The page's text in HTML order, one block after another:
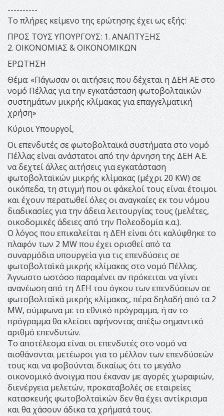
----------
Το πλήρες κείμενο της ερώτησης έχει ως εξής:
ΠΡΟΣ ΤΟΥΣ ΥΠΟΥΡΓΟΥΣ: 1. ΑΝΑΠΤΥΞΗΣ
2. ΟΙΚΟΝΟΜΙΑΣ & ΟΙΚΟΝΟΜΙΚΩΝ
ΕΡΩΤΗΣΗ
Θέμα: «Πάγωσαν οι αιτήσεις που δέχεται η ΔΕΗ ΑΕ στο
νομό Πέλλας για την εγκατάσταση φωτοβολταϊκών
συστημάτων μικρής κλίμακας για επαγγελματική
χρήση»
Κύριοι Υπουργοί,
Οι επενδυτές σε φωτοβολταϊκά συστήματα στο νομό
Πέλλας είναι ανάστατοι από την άρνηση της ΔΕΗ Α.Ε.
να δεχτεί άλλες αιτήσεις για εγκατάσταση
φωτοβολταϊκών μικρής κλίμακας (μέχρι 20 KW) σε
οικόπεδα, τη στιγμή που οι φάκελοί τους είναι έτοιμοι
και έχουν περατωθεί όλες οι αναγκαίες εκ του νόμου
διαδικασίες για την άδεια λειτουργίας τους (μελέτες,
οικοδομικές άδειες από την Πολεοδομία κ.α.).
Ο λόγος που επικαλείται η ΔΕΗ είναι ότι καλύφθηκε το
πλαφόν των 2 MW που έχει ορισθεί από τα
συναρμόδια υπουργεία για τις επενδύσεις σε
φωτοβολταϊκά μικρής κλίμακας στο νομό Πέλλας.
Άγνωστο ωστόσο παραμένει αν πρόκειται να γίνει
ανανέωση από τη ΔΕΗ του όγκου των επενδύσεων σε
φωτοβολταϊκά μικρής κλίμακας, πέρα δηλαδή από τα 2
MW, σύμφωνα με το εθνικό πρόγραμμα, ή αν το
πρόγραμμα θα κλείσει αφήνοντας απέξω σημαντικό
αριθμό επενδυτών.
Το αποτέλεσμα είναι οι επενδυτές στο νομό να
αισθάνονται μετέωροι για το μέλλον των επενδύσεών
τους και να φοβούνται δικαίως ότι το μεγάλο
οικονομικό άνοιγμα που έκαναν με αγορές χωραφιών,
διενέργεια μελετών, προκαταβολές σε εταιρείες
κατασκευής φωτοβολταϊκών δεν θα έχει αντίκρισμα
και θα χάσουν άδικα τα χρήματά τους.